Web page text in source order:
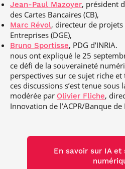
Jean-Paul Mazoyer, président
des Cartes Bancaires (CB),
Marc Révol, directeur de
Entreprises (DGE),
Bruno Sportisse, PDG d’INRIA.
nous ont expliqué le 25
ce défi de la souveraineté
perspectives sur ce sujet riche
ces discussions s’est tenue
modérée par Olivier Fliche,
Innovation de l’ACPR/Banque de
En savoir sur IA et